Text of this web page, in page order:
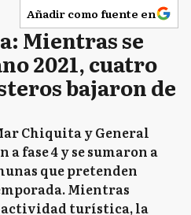
Añadir como fuente en
Mientras se
2021, cuatro
bajaron de
Chiquita y General
fase 4 y se sumaron a
que pretenden
Mientras
turística, la